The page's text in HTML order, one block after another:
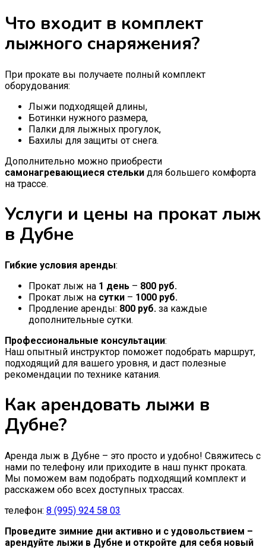
Что входит в комплект
лыжного снаряжения?
При прокате вы получаете полный комплект
оборудования:
Лыжи подходящей длины,
Ботинки нужного размера,
Палки для лыжных прогулок,
Бахилы для защиты от снега.
Дополнительно можно приобрести
самонагревающиеся стельки для большего комфорта
на трассе.
Услуги и цены на прокат лыж
в Дубне
Гибкие условия аренды:
Прокат лыж на 1 день – 800 руб.
Прокат лыж на сутки – 1000 руб.
Продление аренды: 800 руб. за каждые
дополнительные сутки.
Профессиональные консультации:
Наш опытный инструктор поможет подобрать маршрут,
подходящий для вашего уровня, и даст полезные
рекомендации по технике катания.
Как арендовать лыжи в
Дубне?
Аренда лыж в Дубне – это просто и удобно! Свяжитесь с
нами по телефону или приходите в наш пункт проката.
Мы поможем вам подобрать подходящий комплект и
расскажем обо всех доступных трассах.
телефон: 8 (995) 924 58 03
Проведите зимние дни активно и с удовольствием –
арендуйте лыжи в Дубне и откройте для себя новый